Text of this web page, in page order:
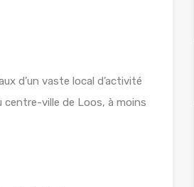
d’un vaste local d’activité
centre-ville de Loos, à moins